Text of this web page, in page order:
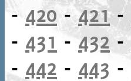
- 420 -421-
- 431 -432 -
- 442 - 443 -